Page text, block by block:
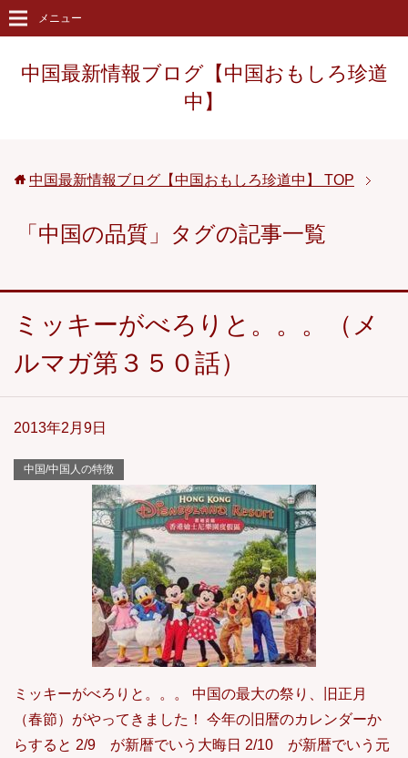
中国最新情報ブログ【中国おもしろ珍道
中】
メニュー
中国最新情報ブログ【中国おもしろ珍道中】 TOP
「中国の品質」タグの記事一覧
ミッキーがべろりと。。。（メ
ルマガ第３５０話）
2013年2月9日
中国/中国人の特徴
ミッキーがべろりと。。。 中国の最大の祭り、旧正月
（春節）がやってきました！ 今年の旧暦のカレンダーか
らすると 2/9 が新暦でいう大晦日 2/10 が新暦でいう元